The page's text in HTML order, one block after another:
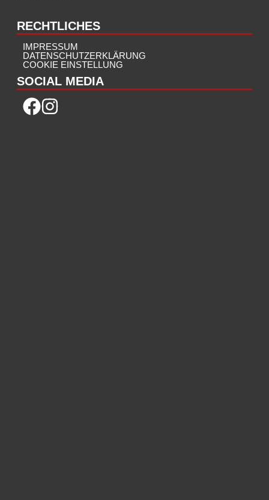
RECHTLICHES
IMPRESSUM
DATENSCHUTZERKLÄRUNG
COOKIE EINSTELLUNG
SOCIAL MEDIA